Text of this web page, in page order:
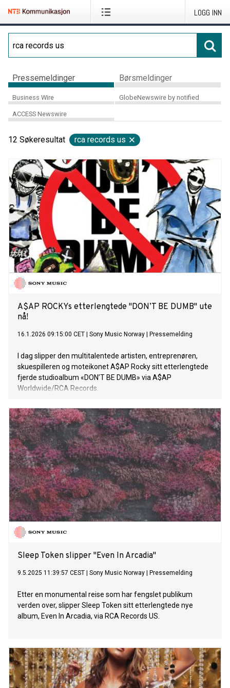
LOGG INN
Pressemeldinger Børsmeldinger
Business Wire GlobeNewswire by notified
ACCESS Newswire
12 Søkeresultat rca records us
A$AP ROCKYs etterlengtede "DON’T BE DUMB" ute
nå!
16.1.2026 09:15:00 CET Sony Music Norway Pressemelding
I dag slipper den multitalentede artisten, entreprenøren,
skuespilleren og moteikonet A$AP Rocky sitt etterlengtede
fjerde studioalbum «DON’T BE DUMB» via A$AP
Worldwide/RCA Records.
Sleep Token slipper "Even In Arcadia"
9.5.2025 11:39:57 CEST Sony Music Norway Pressemelding
Etter en monumental reise som har fengslet publikum
verden over, slipper Sleep Token sitt etterlengtede nye
album, Even In Arcadia, via RCA Records US.